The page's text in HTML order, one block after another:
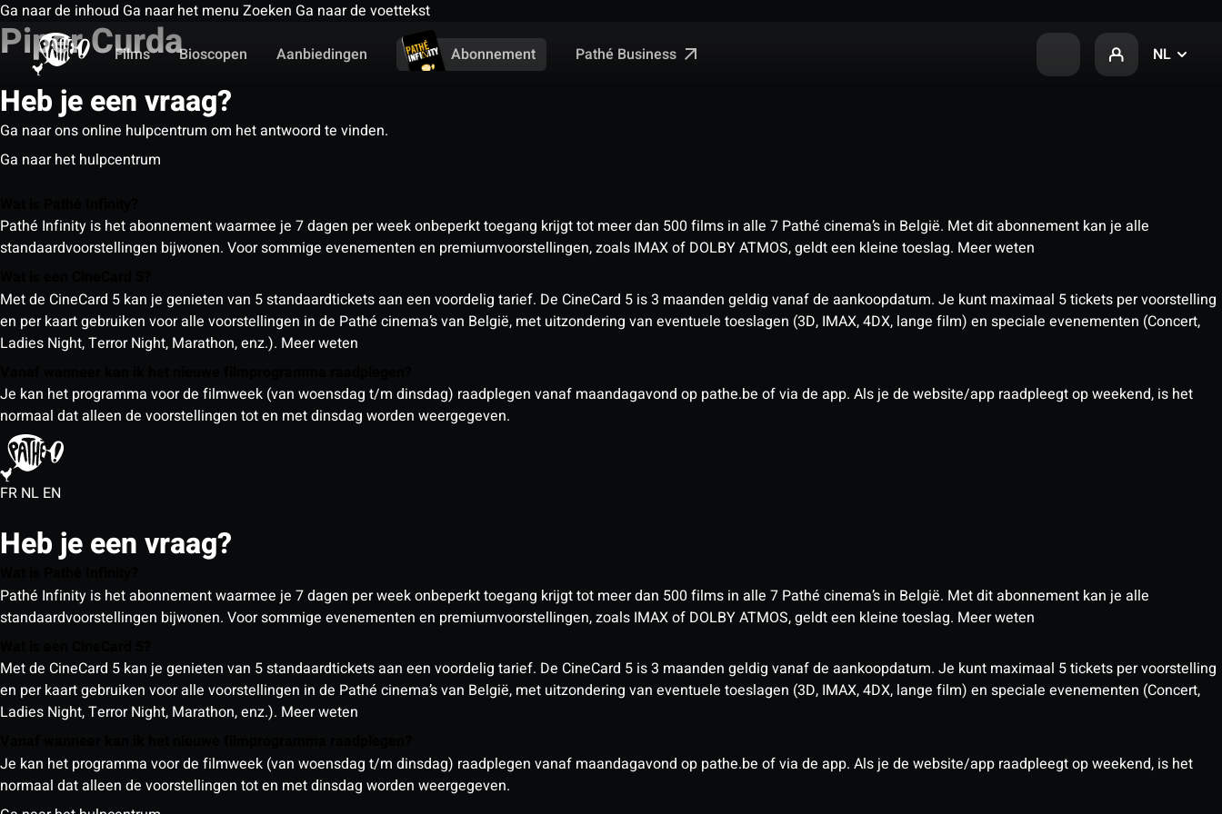
Ga naar de inhoud Ga naar het menu Zoeken Ga naar de voettekst
Films
Bioscopen Aanbiedingen Abonnement Pathé Business NL
Piper Curda
Heb je een vraag?
Ga naar ons online hulpcentrum om het antwoord te vinden.
Ga naar het hulpcentrum
Pathé Infinity is het abonnement waarmee je 7 dagen per week onbeperkt toegang krijgt tot meer dan 500 films in alle 7 Pathé cinema’s in België. Met dit abonnement kan je alle
standaardvoorstellingen bijwonen. Voor sommige evenementen en premiumvoorstellingen, zoals IMAX of DOLBY ATMOS, geldt een kleine toeslag. Meer weten
Met de CineCard 5 kan je genieten van 5 standaardtickets aan een voordelig tarief. De CineCard 5 is 3 maanden geldig vanaf de aankoopdatum. Je kunt maximaal 5 tickets per voorstelling
en per kaart gebruiken voor alle voorstellingen in de Pathé cinema’s van België, met uitzondering van eventuele toeslagen (3D, IMAX, 4DX, lange film) en speciale evenementen (Concert,
Ladies Night, Terror Night, Marathon, enz.). Meer weten
Je kan het programma voor de filmweek (van woensdag t/m dinsdag) raadplegen vanaf maandagavond op pathe.be of via de app. Als je de website/app raadpleegt op weekend, is het
normaal dat alleen de voorstellingen tot en met dinsdag worden weergegeven.
FR NL EN
Heb je een vraag?
Pathé Infinity is het abonnement waarmee je 7 dagen per week onbeperkt toegang krijgt tot meer dan 500 films in alle 7 Pathé cinema’s in België. Met dit abonnement kan je alle
standaardvoorstellingen bijwonen. Voor sommige evenementen en premiumvoorstellingen, zoals IMAX of DOLBY ATMOS, geldt een kleine toeslag. Meer weten
Met de CineCard 5 kan je genieten van 5 standaardtickets aan een voordelig tarief. De CineCard 5 is 3 maanden geldig vanaf de aankoopdatum. Je kunt maximaal 5 tickets per voorstelling
en per kaart gebruiken voor alle voorstellingen in de Pathé cinema’s van België, met uitzondering van eventuele toeslagen (3D, IMAX, 4DX, lange film) en speciale evenementen (Concert,
Ladies Night, Terror Night, Marathon, enz.). Meer weten
Je kan het programma voor de filmweek (van woensdag t/m dinsdag) raadplegen vanaf maandagavond op pathe.be of via de app. Als je de website/app raadpleegt op weekend, is het
normaal dat alleen de voorstellingen tot en met dinsdag worden weergegeven.